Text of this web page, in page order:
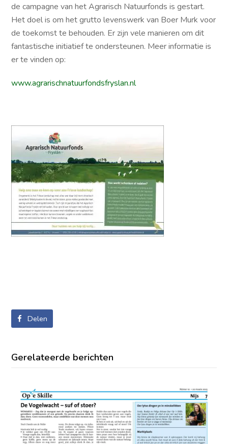
de campagne van het Agrarisch Natuurfonds is gestart.
Het doel is om het grutto levenswerk van Boer Murk voor
de toekomst te behouden. Er zijn vele manieren om dit
fantastische initiatief te ondersteunen. Meer informatie is
er te vinden op:
www.agrarischnatuurfondsfryslan.nl
Delen
Gerelateerde berichten